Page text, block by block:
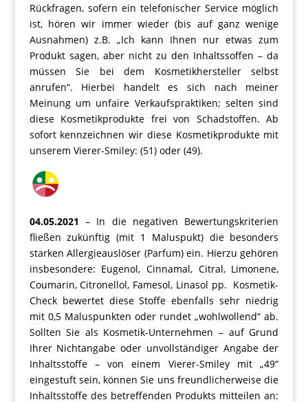
Rückfragen, sofern ein telefonischer Service möglich
ist, hören wir immer wieder (bis auf ganz wenige
Ausnahmen) z.B. „Ich kann Ihnen nur etwas zum
Produkt sagen, aber nicht zu den Inhaltssoffen – da
müssen Sie bei dem Kosmetikhersteller selbst
anrufen“. Hierbei handelt es sich nach meiner
Meinung um unfaire Verkaufspraktiken; selten sind
diese Kosmetikprodukte frei von Schadstoffen. Ab
sofort kennzeichnen wir diese Kosmetikprodukte mit
unserem Vierer-Smiley: (51) oder (49).
04.05.2021 – In die negativen Bewertungskriterien
fließen zukünftig (mit 1 Maluspukt) die besonders
starken Allergieauslöser (Parfum) ein. Hierzu gehören
insbesondere: Eugenol, Cinnamal, Citral, Limonene,
Coumarin, Citronellol, Famesol, Linasol pp. Kosmetik-
Check bewertet diese Stoffe ebenfalls sehr niedrig
mit 0,5 Maluspunkten oder rundet „wohlwollend“ ab.
Sollten Sie als Kosmetik-Unternehmen – auf Grund
Ihrer Nichtangabe oder unvollständiger Angabe der
Inhaltsstoffe – von einem Vierer-Smiley mit „49“
eingestuft sein, können Sie uns freundlicherweise die
Inhaltsstoffe des betreffenden Produkts mitteilen an: